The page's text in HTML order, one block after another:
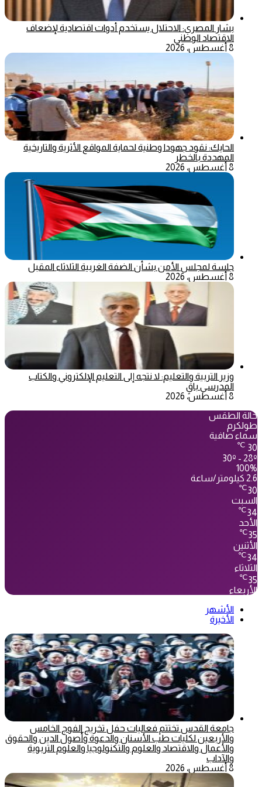
بشار المصري: الاحتلال يستخدم أدوات اقتصادية لإضعاف
الاقتصاد الوطني
8 أغسطس، 2026
الحايك: نقود جهودا وطنية لحماية المواقع الأثرية والتاريخية
المهددة بالخطر
8 أغسطس، 2026
جلسة لمجلس الأمن بشأن الضفة الغربية الثلاثاء المقبل
8 أغسطس، 2026
وزير التربية والتعليم: لا نتجه إلى التعليم الإلكتروني والكتاب
المدرسي باقٍ
8 أغسطس، 2026
حالة الطقس
طولكرم
سماء صافية
30
℃
30º - 28º
100%
2.6 كيلومتر/ساعة
30
℃
السبت
34
℃
الأحد
35
℃
الأثنين
34
℃
الثلاثاء
35
℃
الأربعاء
الأشهر
الأخيرة
جامعة القدس تختتم فعاليات حفل تخريج الفوج الخامس
والأربعين لكليات طب الأسنان والدعوة وأصول الدين والحقوق
والأعمال والاقتصاد والعلوم والتكنولوجيا والعلوم التربوية
والآداب
8 أغسطس، 2026